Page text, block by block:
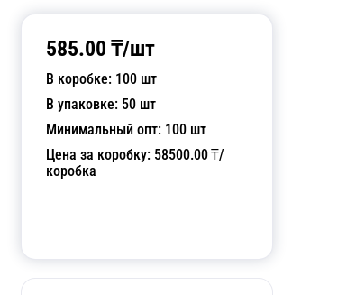
585.00 ₸/шт
В коробке: 100 шт
В упаковке: 50 шт
Минимальный опт: 100 шт
Цена за коробку: 58500.00₸/
коробка